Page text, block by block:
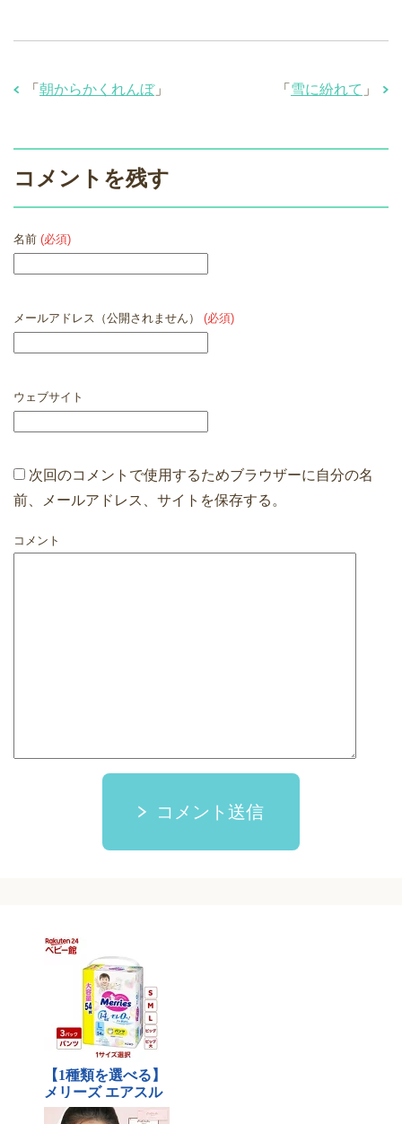
「 雪に紛れて 」
「 朝からかくれんぼ」
コメントを残す
名前 (必須)
メールアドレス（公開されません） (必須)
ウェブサイト
次回のコメントで使用するためブラウザーに自分の名
前、メールアドレス、サイトを保存する。
コメント
コメント送信